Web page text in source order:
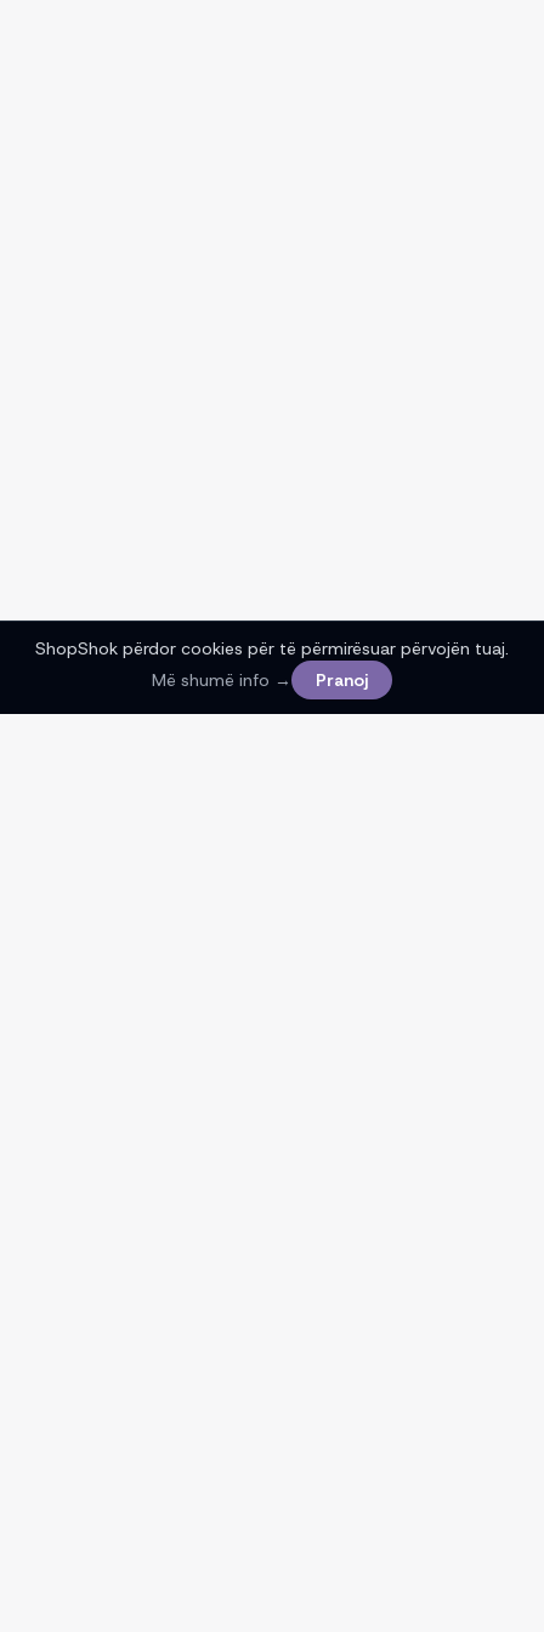
ShopShok përdor cookies për të përmirësuar përvojën tuaj.
Më shumë info →
Pranoj